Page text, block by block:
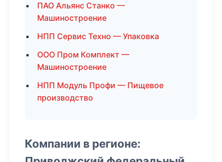
ПАО Альянс Станко —
Машиностроение
НПП Сервис Техно — Упаковка
ООО Пром Комплект —
Машиностроение
НПП Модуль Профи — Пищевое
производство
Компании в регионе: